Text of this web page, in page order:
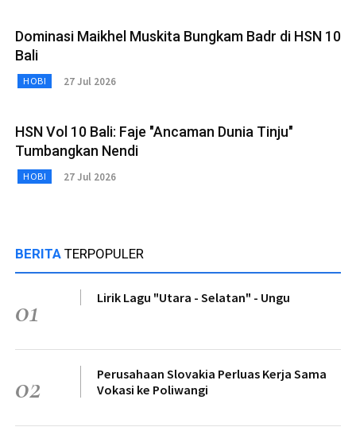
Dominasi Maikhel Muskita Bungkam Badr di HSN 10
Bali
HOBI 27 Jul 2026
HSN Vol 10 Bali: Faje "Ancaman Dunia Tinju"
Tumbangkan Nendi
HOBI 27 Jul 2026
BERITA TERPOPULER
01 Lirik Lagu "Utara - Selatan" - Ungu
02
Perusahaan Slovakia Perluas Kerja Sama
Vokasi ke Poliwangi